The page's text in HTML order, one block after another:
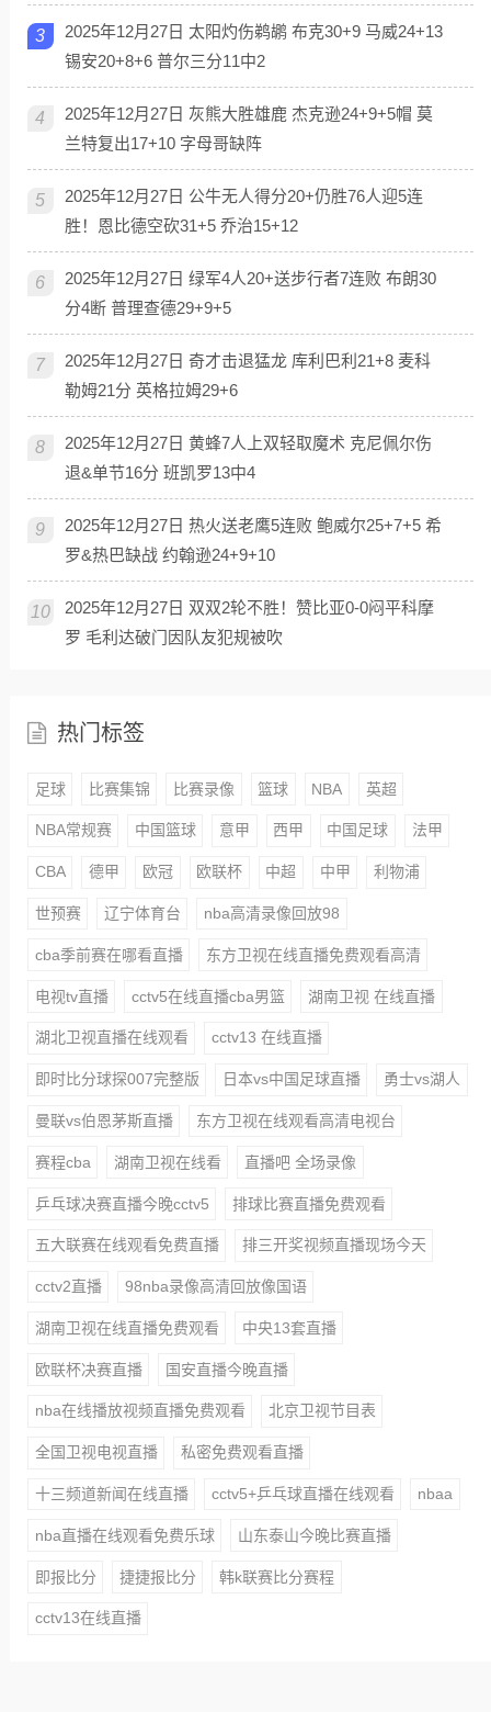
3
2025年12月27日 太阳灼伤鹈鹕 布克30+9 马威24+13
锡安20+8+6 普尔三分11中2
4
2025年12月27日 灰熊大胜雄鹿 杰克逊24+9+5帽 莫
兰特复出17+10 字母哥缺阵
5
2025年12月27日 公牛无人得分20+仍胜76人迎5连
胜！恩比德空砍31+5 乔治15+12
6
2025年12月27日 绿军4人20+送步行者7连败 布朗30
分4断 普理查德29+9+5
7
2025年12月27日 奇才击退猛龙 库利巴利21+8 麦科
勒姆21分 英格拉姆29+6
8
2025年12月27日 黄蜂7人上双轻取魔术 克尼佩尔伤
退&单节16分 班凯罗13中4
9
2025年12月27日 热火送老鹰5连败 鲍威尔25+7+5 希
罗&热巴缺战 约翰逊24+9+10
10
2025年12月27日 双双2轮不胜！赞比亚0-0闷平科摩
罗 毛利达破门因队友犯规被吹
热门标签
足球 比赛集锦 比赛录像 篮球 NBA 英超
NBA常规赛 中国篮球 意甲 西甲 中国足球 法甲
CBA 德甲 欧冠 欧联杯 中超 中甲 利物浦
世预赛 辽宁体育台 nba高清录像回放98
cba季前赛在哪看直播 东方卫视在线直播免费观看高清
电视tv直播 cctv5在线直播cba男篮 湖南卫视 在线直播
湖北卫视直播在线观看 cctv13 在线直播
即时比分球探007完整版 日本vs中国足球直播 勇士vs湖人
曼联vs伯恩茅斯直播 东方卫视在线观看高清电视台
赛程cba 湖南卫视在线看 直播吧 全场录像
乒乓球决赛直播今晚cctv5 排球比赛直播免费观看
五大联赛在线观看免费直播 排三开奖视频直播现场今天
cctv2直播 98nba录像高清回放像国语
湖南卫视在线直播免费观看 中央13套直播
欧联杯决赛直播 国安直播今晚直播
nba在线播放视频直播免费观看 北京卫视节目表
全国卫视电视直播 私密免费观看直播
十三频道新闻在线直播 cctv5+乒乓球直播在线观看 nbaa
nba直播在线观看免费乐球 山东泰山今晚比赛直播
即报比分 捷捷报比分 韩k联赛比分赛程
cctv13在线直播